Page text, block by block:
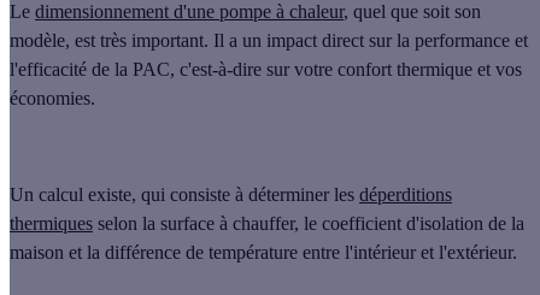
Le dimensionnement d'une pompe à chaleur, quel que soit son
modèle, est très important. Il a un impact direct sur la performance et
l'efficacité de la PAC, c'est-à-dire sur votre confort thermique et vos
économies.
Un calcul existe, qui consiste à déterminer les déperditions
thermiques selon la surface à chauffer, le coefficient d'isolation de la
maison et la différence de température entre l'intérieur et l'extérieur.